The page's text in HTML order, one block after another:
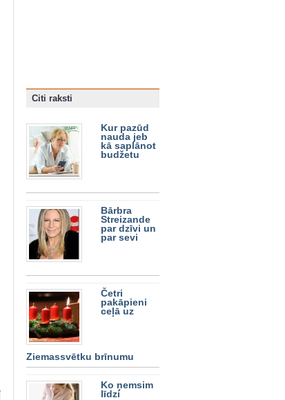
Citi raksti
Kur pazūd
nauda jeb
kā saplānot
budžetu
Bārbra
Streizande
par dzīvi un
par sevi
Četri
pakāpieni
ceļā uz
Ziemassvētku brīnumu
Ko ņemsim
līdzi